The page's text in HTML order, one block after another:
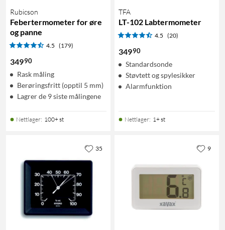
Rubicson
Febertermometer for øre
og panne
4.5 (179)
34990
Rask måling
Berøringsfritt (opptil 5 mm)
Lagrer de 9 siste målingene
Nettlager: 100+ st
TFA
LT-102 Labtermometer
4.5 (20)
34990
Standardsonde
Støvtett og spylesikker
Alarmfunktion
Nettlager: 1+ st
35 9